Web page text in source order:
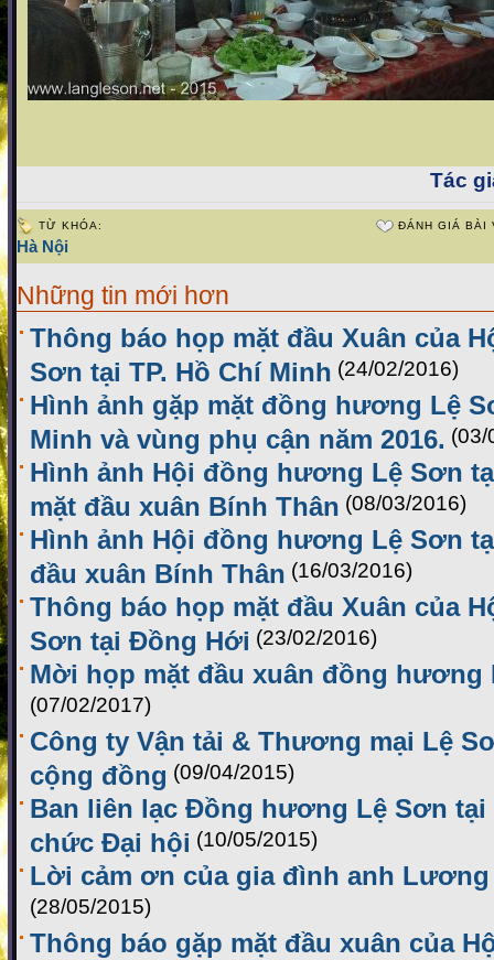
Tác
TỪ KHÓA:
Hà Nội
ĐÁNH GIÁ BÀI
Những tin mới hơn
Thông báo họp mặt đầu Xuân của
Sơn tại TP. Hồ Chí Minh (24/02/2016)
Hình ảnh gặp mặt đồng hương Lệ
Minh và vùng phụ cận năm 2016. (03/
Hình ảnh Hội đồng hương Lệ Sơn
mặt đầu xuân Bính Thân (08/03/2016)
Hình ảnh Hội đồng hương Lệ Sơn
đầu xuân Bính Thân (16/03/2016)
Thông báo họp mặt đầu Xuân của
Sơn tại Đồng Hới (23/02/2016)
Mời họp mặt đầu xuân đồng hương
(07/02/2017)
Công ty Vận tải & Thương mại Lệ
cộng đồng (09/04/2015)
Ban liên lạc Đồng hương Lệ Sơn
chức Đại hội (10/05/2015)
Lời cảm ơn của gia đình anh
(28/05/2015)
Thông báo gặp mặt đầu xuân của